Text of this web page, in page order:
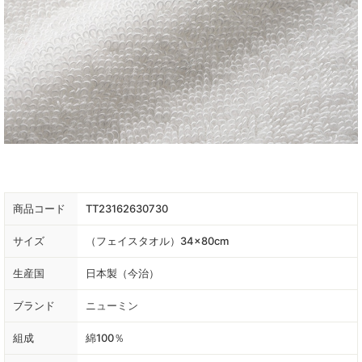
商品コード TT23162630730
サイズ （フェイスタオル）34×80cm
生産国 日本製（今治）
ブランド ニューミン
組成 綿100％